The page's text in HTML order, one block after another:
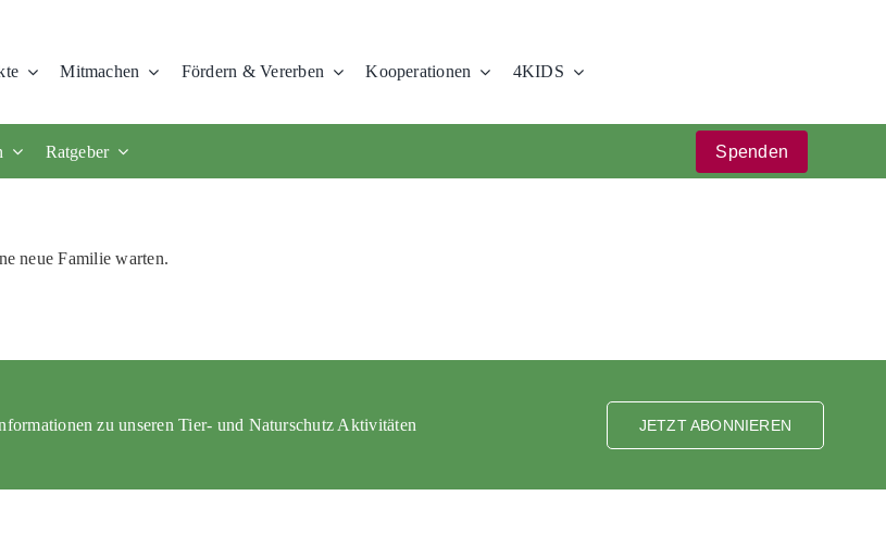
Mitmachen Fördern & Vererben Kooperationen 4KIDS
Ratgeber Spenden
neue Familie warten.
zu unseren Tier- und Naturschutz Aktivitäten JETZT ABONNIEREN